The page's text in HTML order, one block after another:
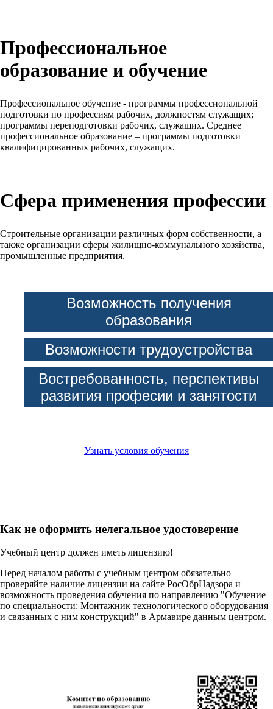
Профессиональное
образование и обучение
Профессиональное обучение - программы профессиональной
подготовки по профессиям рабочих, должностям служащих;
программы переподготовки рабочих, служащих. Среднее
профессиональное образование – программы подготовки
квалифицированных рабочих, служащих.
Сфера применения профессии
Строительные организации различных форм собственности, а
также организации сферы жилищно-коммунального хозяйства,
промышленные предприятия.
Возможность получения
образования
Возможности трудоустройства
Востребованность, перспективы
развития професии и занятости
Узнать условия обучения
Как не оформить нелегальное удостоверение
Учебный центр должен иметь лицензию!
Перед началом работы с учебным центром обязательно
проверяйте наличие лицензии на сайте РосОбрНадзора и
возможность проведения обучения по направлению "Обучение
по специальности: Монтажник технологического оборудования
и связанных с ним конструкций" в Армавире данным центром.